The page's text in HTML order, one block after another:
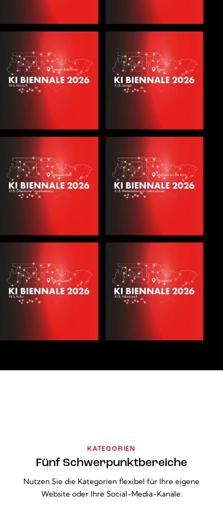
KATEGORIEN
Fünf Schwerpunktbereiche
Nutzen Sie die Kategorien flexibel für Ihre eigene
Website oder Ihre Social-Media-Kanäle.